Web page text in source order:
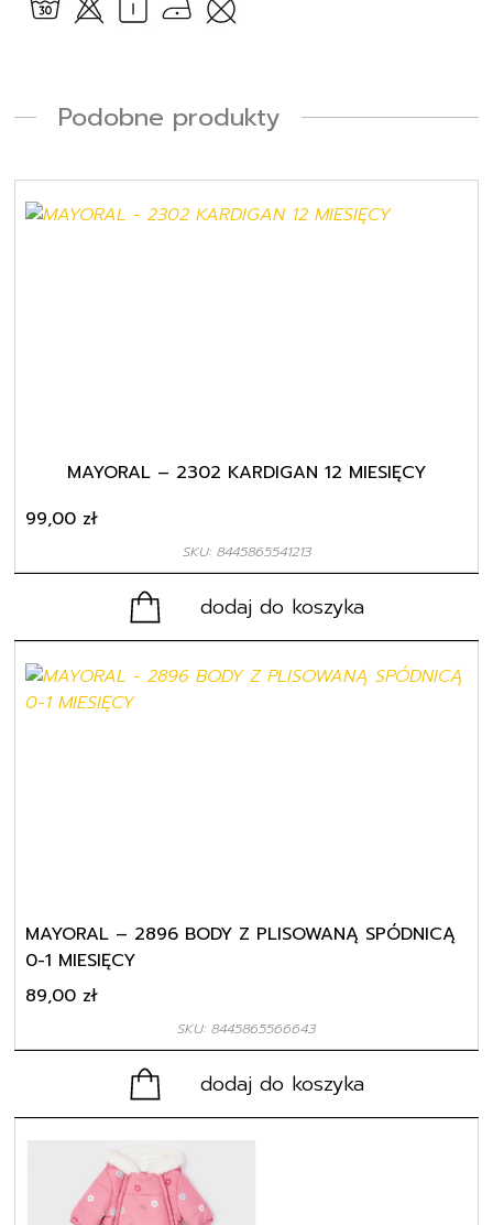
Podobne produkty
MAYORAL – 2302 KARDIGAN 12 MIESIĘCY
SKU: 8445865541213
99,00 zł
dodaj do koszyka
MAYORAL – 2896 BODY Z PLISOWANĄ SPÓDNICĄ
0-1 MIESIĘCY
SKU: 8445865566643
89,00 zł
dodaj do koszyka